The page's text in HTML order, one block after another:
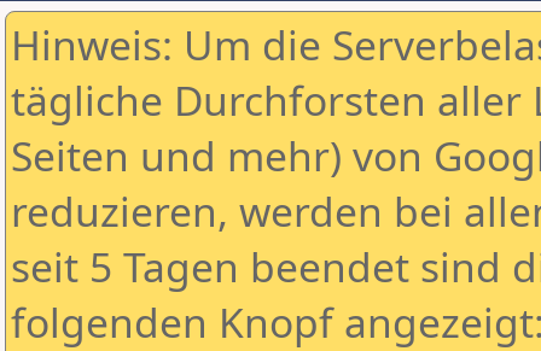
Hinweis: Um die
tägliche Durchforsten aller
Seiten und mehr) von
reduzieren, werden bei
seit 5 Tagen beendet sind
folgenden Knopf